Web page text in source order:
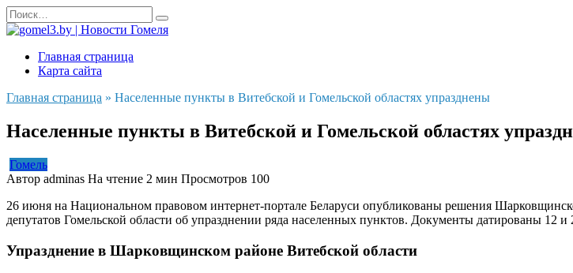
Перейти
к
содержанию
Search
for:
Главная страница
Карта сайта
Главная страница » Населенные пункты в Витебской и Гомельской областях упразднены
Населенные пункты в Витебской и Гомельской областях
Гомель
Автор adminas На чтение 2 мин Просмотров 100
26 июня на Национальном правовом интернет-портале Беларуси опубликованы решения
депутатов Гомельской области об упразднении ряда населенных пунктов. Документы датированы 12
Упразднение в Шарковщинском районе Витебской области